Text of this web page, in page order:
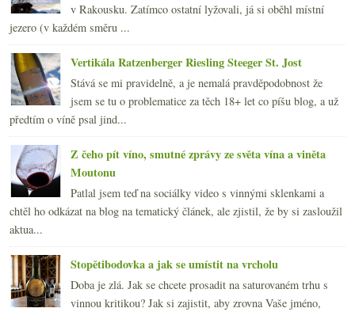
v Rakousku. Zatímco ostatní lyžovali, já si oběhl místní
jezero (v každém směru ...
Vertikála Ratzenberger Riesling Steeger St. Jost
Stává se mi pravidelně, a je nemalá pravděpodobnost že
jsem se tu o problematice za těch 18+ let co píšu blog, a už
předtím o víně psal jind...
Z čeho pít víno, smutné zprávy ze světa vína a viněta
Moutonu
Patlal jsem teď na sociálky video s vinnými sklenkami a
chtěl ho odkázat na blog na tematický článek, ale zjistil, že by si zasloužil
aktua...
Stopětibodovka a jak se umístit na vrcholu
Doba je zlá. Jak se chcete prosadit na saturovaném trhu s
vinnou kritikou? Jak si zajistit, aby zrovna Vaše jméno,